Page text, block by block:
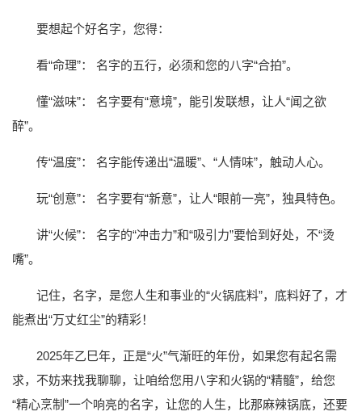
要想起个好名字，您得：
看“命理”： 名字的五行，必须和您的八字“合拍”。
懂“滋味”： 名字要有“意境”，能引发联想，让人“闻之欲
醉”。
传“温度”： 名字能传递出“温暖”、“人情味”，触动人心。
玩“创意”： 名字要有“新意”，让人“眼前一亮”，独具特色。
讲“火候”： 名字的“冲击力”和“吸引力”要恰到好处，不“烫
嘴”。
记住，名字，是您人生和事业的“火锅底料”，底料好了，才
能煮出“万丈红尘”的精彩！
2025年乙巳年，正是“火”气渐旺的年份，如果您有起名需
求，不妨来找我聊聊，让咱给您用八字和火锅的“精髓”，给您
“精心烹制”一个响亮的名字，让您的人生，比那麻辣锅底，还要